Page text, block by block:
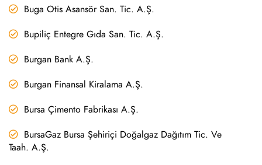
Buga Otis Asansör San. Tic. A.Ş.
Bupiliç Entegre Gıda San. Tic. A.Ş.
Burgan Bank A.Ş.
Burgan Finansal Kiralama A.Ş.
Bursa Çimento Fabrikası A.Ş.
BursaGaz Bursa Şehiriçi Doğalgaz Dağıtım Tic. Ve
Taah. A.Ş.